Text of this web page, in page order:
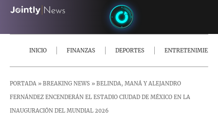
INICIO FINANZAS DEPORTES
PORTADA » BREAKING NEWS » BELINDA, MANÁ Y ALEJANDRO
FERNÁNDEZ ENCENDERÁN EL ESTADIO CIUDAD DE MÉXICO EN LA
INAUGURACIÓN DEL MUNDIAL 2026